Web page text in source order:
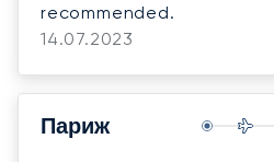
recommended.
14.07.2023
Париж